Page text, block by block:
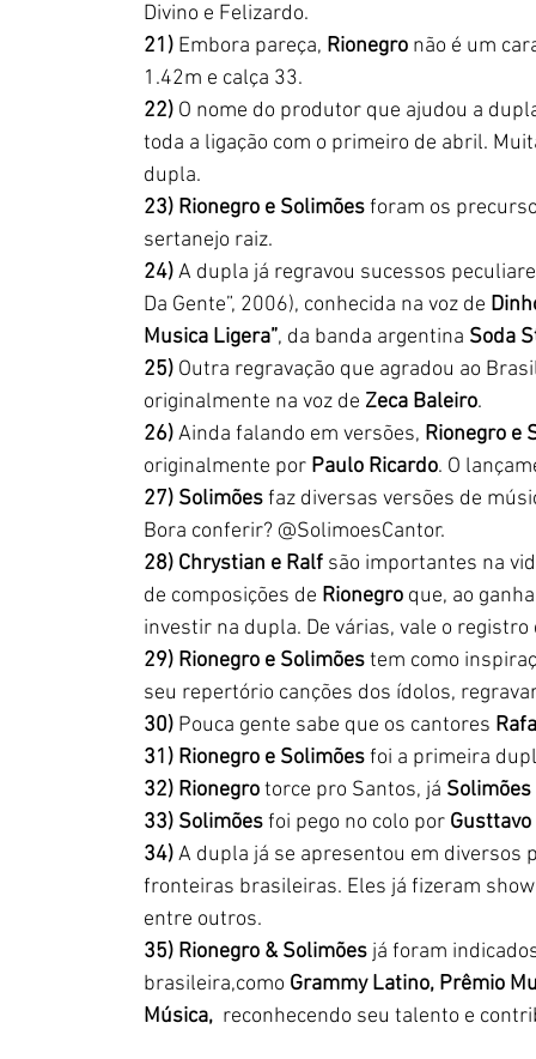
Divino e Felizardo.
21) Embora pareça, Rionegro não é um
1.42m e calça 33.
22) O nome do produtor que ajudou a
toda a ligação com o primeiro de abril.
dupla.
23) Rionegro e Solimões foram os
sertanejo raiz.
24) A dupla já regravou sucessos
Da Gente”, 2006), conhecida na voz de
Musica Ligera”, da banda argentina Soda
25) Outra regravação que agradou ao
originalmente na voz de Zeca Baleiro.
26) Ainda falando em versões, Rionegro e
originalmente por Paulo Ricardo. O
27) Solimões faz diversas versões de
Bora conferir? @SolimoesCantor.
28) Chrystian e Ralf são importantes na
de composições de Rionegro que, ao
investir na dupla. De várias, vale o
29) Rionegro e Solimões tem como
seu repertório canções dos ídolos,
30) Pouca gente sabe que os cantores
31) Rionegro e Solimões foi a primeira
32) Rionegro torce pro Santos, já Solimões
33) Solimões foi pego no colo por
34) A dupla já se apresentou em diversos
fronteiras brasileiras. Eles já fizeram
entre outros.
35) Rionegro & Solimões já foram
brasileira,como Grammy Latino, Prêmio
Música, reconhecendo seu talento e